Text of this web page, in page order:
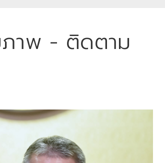
ภาพ - ติดตาม